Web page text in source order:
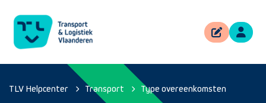
TLV Helpcenter Transport Type overeenkomsten